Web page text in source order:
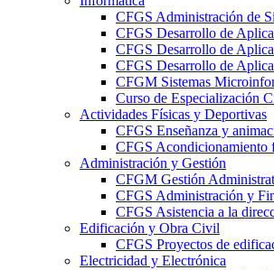
CFGS Administración de
CFGS Desarrollo de
CFGS Desarrollo de
CFGS Desarrollo de
CFGM Sistemas
Curso de Especialización
Actividades Físicas y Deportivas
CFGS Enseñanza y
CFGS Acondicionamiento
Administración y Gestión
CFGM Gestión
CFGS Administración y
CFGS Asistencia a la
Edificación y Obra Civil
CFGS Proyectos de
Electricidad y Electrónica